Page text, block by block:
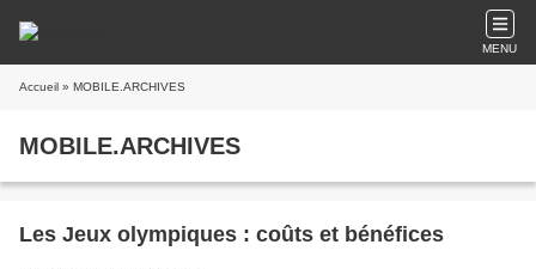
MENU
Accueil » MOBILE.ARCHIVES
MOBILE.ARCHIVES
Les Jeux olympiques : coûts et bénéfices